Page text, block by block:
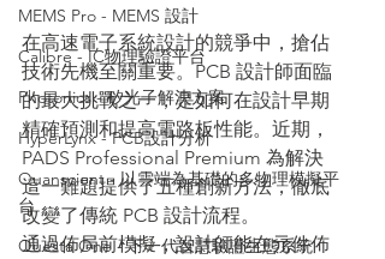
MEMS Pro - MEMS 設計
Calibre - IC物理驗證平台
Photonics - 矽光子解決方案
HyperLynx - PCB設計分析
Quanscient - 以雲端為基礎的多物理模擬平
台
Questa One - 下一代智慧驗證生態系統
在高速電子系統設計的競爭中，搶佔
技術先機至關重要。PCB 設計師面臨
的最大挑戰之一，是如何在設計早期
精確預測和提高電路板性能。近期，
PADS Professional Premium 為解決
這一難題提供了五種創新方法，徹底
改變了傳統 PCB 設計流程。
通過佈局前模擬，設計師能在元件佈